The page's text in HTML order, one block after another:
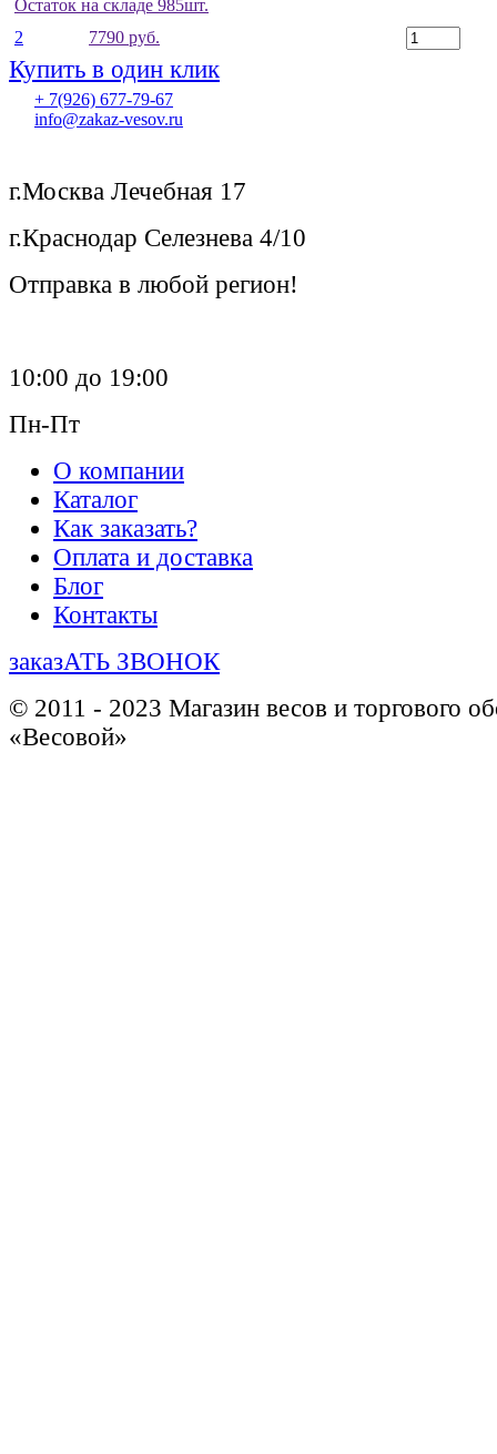
Остаток на складе 985шт.
2
7790 руб.
Купить в один клик
+ 7(926) 677-79-67
info@zakaz-vesov.ru
г.Москва Лечебная 17
г.Краснодар Селезнева 4/10
Отправка в любой регион!
10:00 до 19:00
Пн-Пт
О компании
Каталог
Как заказать?
Оплата и доставка
Блог
Контакты
заказАТЬ ЗВОНОК
© 2011 - 2023 Магазин весов и торгового
«Весовой»